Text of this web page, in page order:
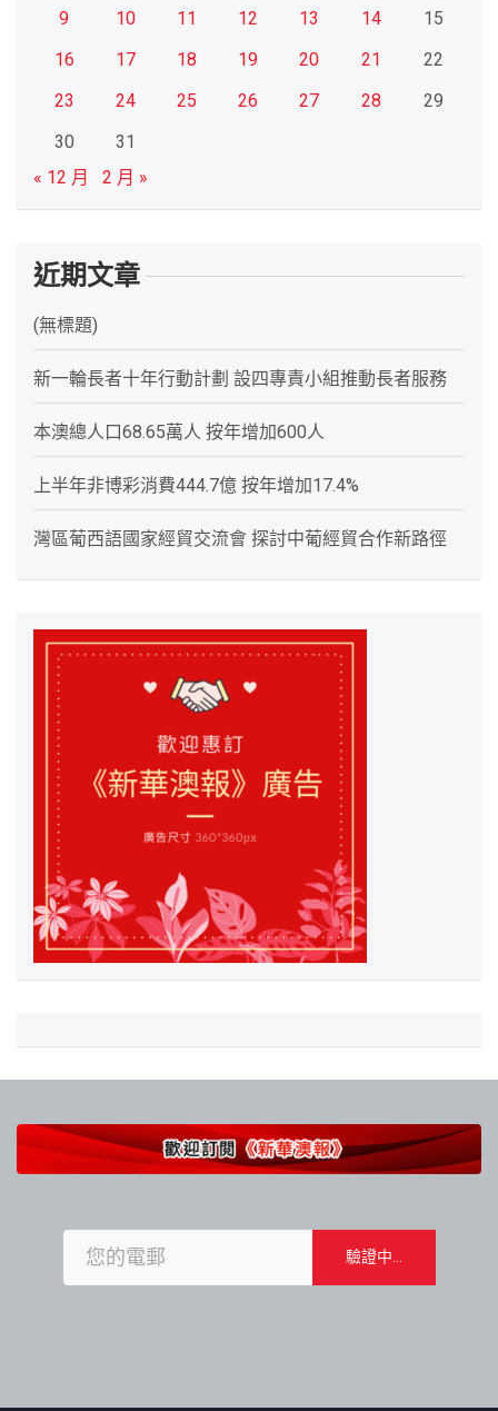
9
10 11 12 13 14
15
16
17 18 19 20 21
22
23
24 25 26 27 28
29
30
31
« 12 月
2 月 »
近期文章
(無標題)
新一輪長者十年行動計劃 設四專責小組推動長者服務
本澳總人口68.65萬人 按年增加600人
上半年非博彩消費444.7億 按年增加17.4%
灣區葡西語國家經貿交流會 探討中葡經貿合作新路徑